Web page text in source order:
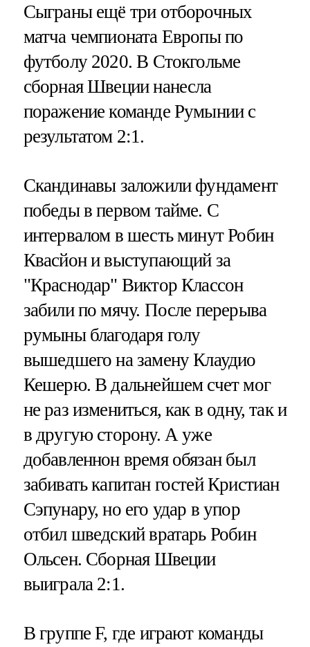
Сыграны ещё три отборочных
матча чемпионата Европы по
футболу 2020. В Стокгольме
сборная Швеции нанесла
поражение команде Румынии с
результатом 2:1.
Скандинавы заложили фундамент
победы в первом тайме. С
интервалом в шесть минут Робин
Квасйон и выступающий за
"Краснодар" Виктор Классон
забили по мячу. После перерыва
румыны благодаря голу
вышедшего на замену Клаудио
Кешерю. В дальнейшем счет мог
не раз измениться, как в одну, так и
в другую сторону. А уже
добавленнон время обязан был
забивать капитан гостей Кристиан
Сэпунару, но его удар в упор
отбил шведский вратарь Робин
Ольсен. Сборная Швеции
выиграла 2:1.
В группе F, где играют команды